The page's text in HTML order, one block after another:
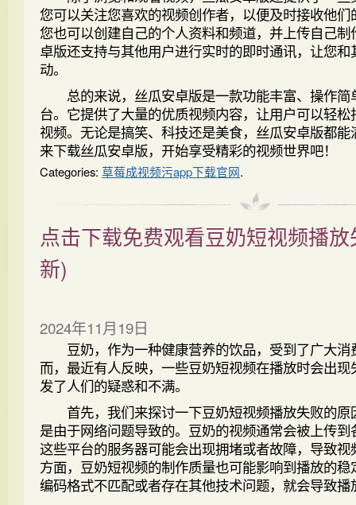
您可以关注您喜欢的视频创作者，以便及时接收他
您也可以创建自己的个人资料和频道，并上传自己
卓版还支持与其他用户进行实时的即时通讯，让您
动。
总的来说，丝瓜安卓版是一款功能丰富、操作简
台。它提供了大量的优质视频内容，让用户可以轻
视频。无论是搞笑、科技还是美食，丝瓜安卓版都
来下载丝瓜安卓版，开始享受精彩的视频世界吧！
Categories: 草莓成视频污app下载官网.
点击下载免费观看豆奶短视频播
新)
2024年11月19日
豆奶，作为一种健康营养的饮品，受到了广大消
而，最近有人反映，一些豆奶短视频在播放时会出
发了人们的疑惑和不满。
首先，我们来探讨一下豆奶短视频播放失败的原
是由于网络问题导致的。豆奶的视频通常会被上传
这些平台的服务器可能会出现拥堵或者故障，导致
方面，豆奶短视频的制作质量也可能影响到播放的
编码格式不匹配或者存在其他技术问题，就会导致播